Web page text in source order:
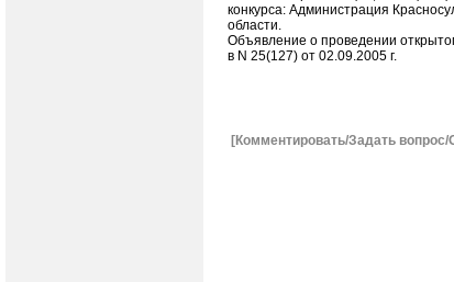
конкурса: Администрация
области.
Объявление о проведении
в N 25(127) от 02.09.2005 г.
[Комментировать/Задать вопрос/